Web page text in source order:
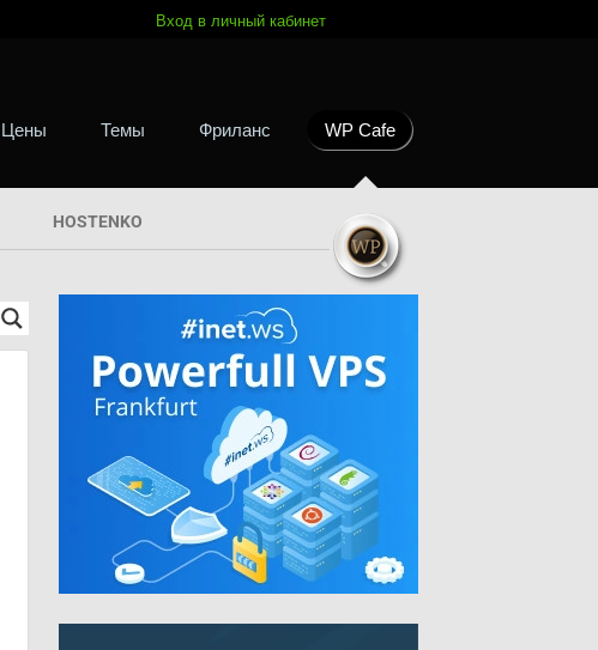
Вход в личный кабинет
Цены Темы Фриланс WP Cafe
HOSTENKO